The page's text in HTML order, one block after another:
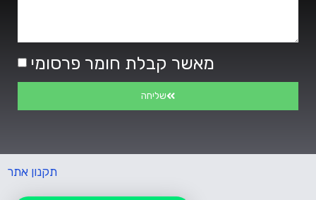
מאשר קבלת חומר פרסומי
שליחה
תקנון אתר